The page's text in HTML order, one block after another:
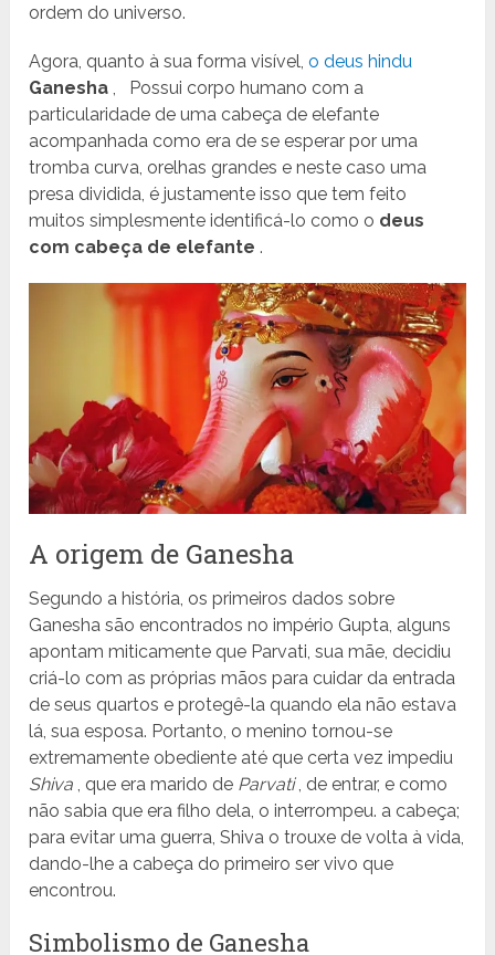
ordem do universo.
Agora, quanto à sua forma visível,o deus hindu
Ganesha ,
Possui corpo humano com a
particularidade de uma cabeça de elefante
acompanhada como era de se esperar por uma
tromba curva, orelhas grandes e neste caso uma
presa dividida, é justamente isso que tem feito
muitos simplesmente identificá-lo como o deus
com cabeça de elefante .
A origem de Ganesha
Segundo a história, os primeiros dados sobre
Ganesha são encontrados no império Gupta, alguns
apontam miticamente que Parvati, sua mãe, decidiu
criá-lo com as próprias mãos para cuidar da entrada
de seus quartos e protegê-la quando ela não estava
lá, sua esposa. Portanto, o menino tornou-se
extremamente obediente até que certa vez impediu
Shiva , que era marido de Parvati, de entrar, e como
não sabia que era filho dela, o interrompeu. a cabeça;
para evitar uma guerra, Shiva o trouxe de volta à vida,
dando-lhe a cabeça do primeiro ser vivo que
encontrou.
Simbolismo de Ganesha